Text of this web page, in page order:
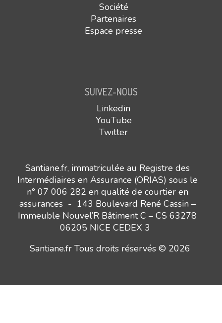
Société
Partenaires
Espace presse
SUIVEZ-NOUS
Linkedin
YouTube
Twitter
Santiane.fr, immatriculée au Registre des
Intermédiaires en Assurance (ORIAS) sous le
n° 07 006 282 en qualité de courtier en
assurances - 143 Boulevard René Cassin –
Immeuble Nouvel’R Bâtiment C – CS 63278
06205 NICE CEDEX 3
Santiane.fr Tous droits réservés © 2026